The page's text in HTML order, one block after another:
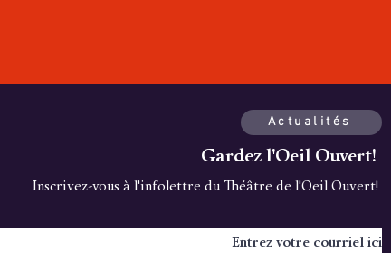
Actualités
Gardez l'Oeil Ouvert!
Inscrivez-vous à l'infolettre du Théâtre de l'Oeil Ouvert!